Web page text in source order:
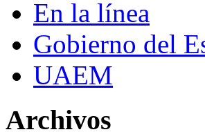
En la línea
Gobierno del
UAEM
Archivos